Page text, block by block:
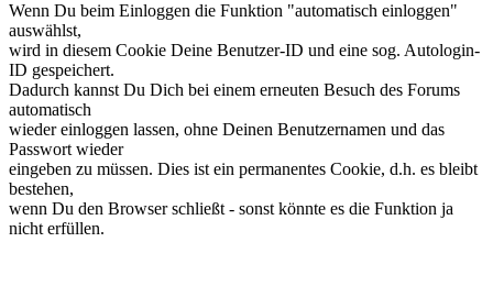
Wenn Du beim Einloggen die Funktion "automatisch einloggen"
auswählst,
wird in diesem Cookie Deine Benutzer-ID und eine sog. Autologin-
ID gespeichert.
Dadurch kannst Du Dich bei einem erneuten Besuch des Forums
automatisch
wieder einloggen lassen, ohne Deinen Benutzernamen und das
Passwort wieder
eingeben zu müssen. Dies ist ein permanentes Cookie, d.h. es bleibt
bestehen,
wenn Du den Browser schließt - sonst könnte es die Funktion ja
nicht erfüllen.